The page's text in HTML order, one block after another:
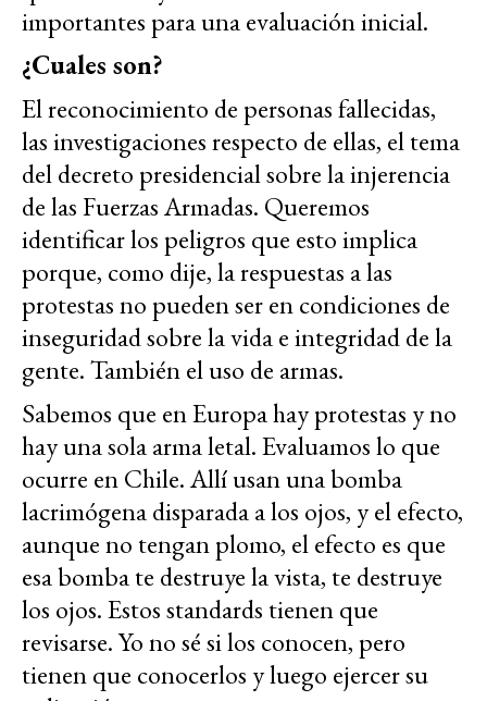
importantes para una evaluación inicial.
¿Cuales son?
El reconocimiento de personas fallecidas,
las investigaciones respecto de ellas, el tema
del decreto presidencial sobre la injerencia
de las Fuerzas Armadas. Queremos
identificar los peligros que esto implica
porque, como dije, la respuestas a las
protestas no pueden ser en condiciones de
inseguridad sobre la vida e integridad de la
gente. También el uso de armas.
Sabemos que en Europa hay protestas y no
hay una sola arma letal. Evaluamos lo que
ocurre en Chile. Allí usan una bomba
lacrimógena disparada a los ojos, y el efecto,
aunque no tengan plomo, el efecto es que
esa bomba te destruye la vista, te destruye
los ojos. Estos standards tienen que
revisarse. Yo no sé si los conocen, pero
tienen que conocerlos y luego ejercer su